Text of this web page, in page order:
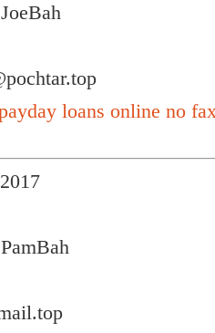
loans online no